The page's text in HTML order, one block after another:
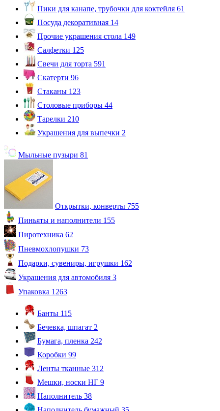
Пики для канапе, трубочки для коктейля 61
Посуда декоративная 14
Прочие украшения стола 149
Салфетки 125
Свечи для торта 591
Скатерти 96
Стаканы 123
Столовые приборы 44
Тарелки 210
Украшения для выпечки 2
Мыльные пузыри 81
Открытки, конверты 755
Пиньяты и наполнители 155
Пиротехника 62
Пневмохлопушки 73
Подарки, сувениры, игрушки 162
Украшения для автомобиля 3
Упаковка 1263
Банты 115
Бечевка, шпагат 2
Бумага, пленка 242
Коробки 99
Ленты тканные 312
Мешки, носки НГ 9
Наполнитель 38